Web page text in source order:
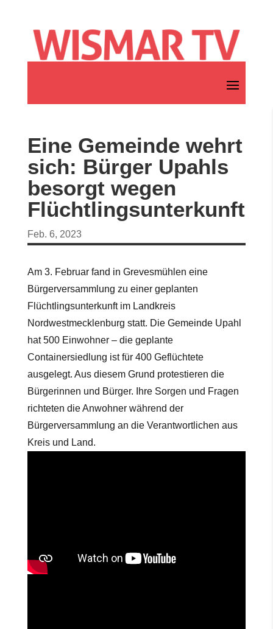
Eine Gemeinde wehrt
sich: Bürger Upahls
besorgt wegen
Flüchtlingsunterkunft
Feb. 6, 2023
Am 3. Februar fand in Grevesmühlen eine
Bürgerversammlung zu einer geplanten
Flüchtlingsunterkunft im Landkreis
Nordwestmecklenburg statt. Die Gemeinde Upahl
hat 500 Einwohner – die geplante
Containersiedlung ist für 400 Geflüchtete
ausgelegt. Aus diesem Grund protestieren die
Bürgerinnen und Bürger. Ihre Sorgen und Fragen
richteten die Anwohner während der
Bürgerversammlung an die Verantwortlichen aus
Kreis und Land.